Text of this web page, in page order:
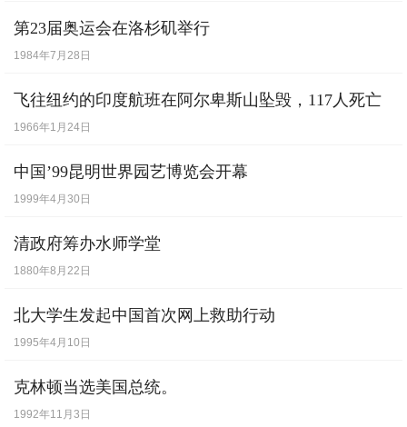
第23届奥运会在洛杉矶举行
1984年7月28日
飞往纽约的印度航班在阿尔卑斯山坠毁，117人死亡
1966年1月24日
中国’99昆明世界园艺博览会开幕
1999年4月30日
清政府筹办水师学堂
1880年8月22日
北大学生发起中国首次网上救助行动
1995年4月10日
克林顿当选美国总统。
1992年11月3日